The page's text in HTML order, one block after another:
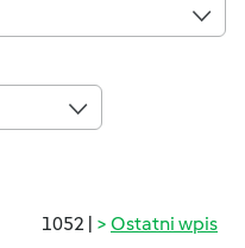
1052 | Ostatni wpis